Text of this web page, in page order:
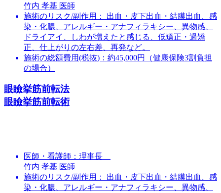
竹内 孝基 医師
施術のリスク/副作用：
出血・皮下出血・結膜出血、感
染・化膿、アレルギー・アナフィラキシー、異物感、
ドライアイ、しわが増えたと感じる、低矯正・過矯
正、仕上がりの左右差、再発など。
施術の総額費用(税抜)： 約45,000円（健康保険3割負担
の場合）
眼瞼挙筋前転法
眼瞼挙筋前転術
医師・看護師： 理事長
竹内 孝基 医師
施術のリスク/副作用：
出血・皮下出血・結膜出血、感
染・化膿、アレルギー・アナフィラキシー、異物感、